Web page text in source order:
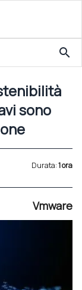
Risparmio energetico e sostenibilità dell’infrastruttura IT: le chiavi sono monitoraggio e ottimizzazione
search
sono
Durata:1 ora
Vmware